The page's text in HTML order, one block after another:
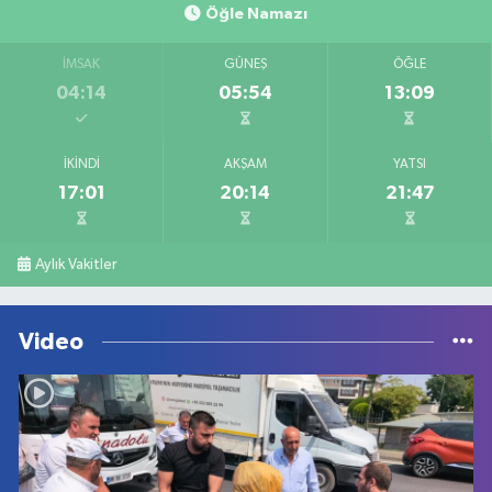
Öğle Namazı
İMSAK
04:14
GÜNEŞ
05:54
ÖĞLE
13:09
İKINDI
17:01
AKŞAM
20:14
YATSI
21:47
Aylık Vakitler
Video